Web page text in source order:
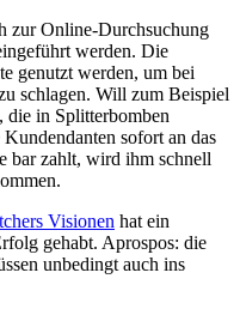
zur Online-Durchsuchung
werden. Die
genutzt werden, um bei
schlagen. Will zum Beispiel
die in Splitterbomben
sofort an das
bar zahlt, wird ihm schnell
Visionen hat ein
gehabt. Aprospos: die
unbedingt auch ins